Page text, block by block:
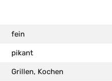
fein
pikant
Grillen, Kochen